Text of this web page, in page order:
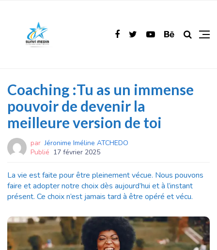
Coaching :Tu as un immense
pouvoir de devenir la
meilleure version de toi
par Jéronime Iméline ATCHEDO
Publié 17 février 2025
La vie est faite pour être pleinement vécue. Nous pouvons
faire et adopter notre choix dès aujourd’hui et à l’instant
présent. Ce choix n’est jamais tard à être opéré et vécu.